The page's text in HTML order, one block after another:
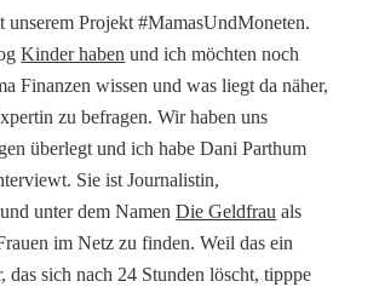
unserem Projekt #MamasUndMoneten.
Kinder haben und ich möchten noch
Finanzen wissen und was liegt da näher,
zu befragen. Wir haben uns
überlegt und ich habe Dani Parthum
Sie ist Journalistin,
unter dem NamenDie Geldfrau als
im Netz zu finden. Weil das ein
sich nach 24 Stunden löscht, tipppe